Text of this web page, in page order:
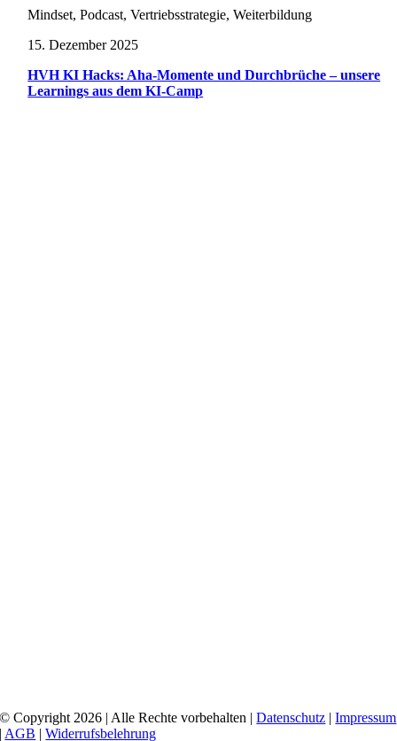
Mindset, Podcast, Vertriebsstrategie, Weiterbildung
15. Dezember 2025
HVH KI Hacks: Aha-Momente und Durchbrüche – unsere
Learnings aus dem KI-Camp
© Copyright 2026 | Alle Rechte vorbehalten |Datenschutz |Impressum
| AGB |Widerrufsbelehrung